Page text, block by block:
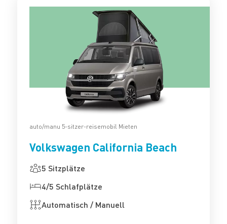
auto/manu 5-sitzer-reisemobil Mieten
Volkswagen California Beach
5 Sitzplätze
4/5 Schlafplätze
Automatisch / Manuell